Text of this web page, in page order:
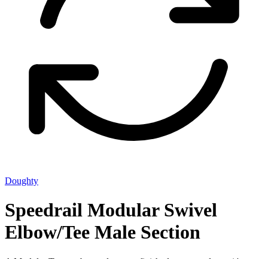
Doughty
Speedrail Modular Swivel
Elbow/Tee Male Section